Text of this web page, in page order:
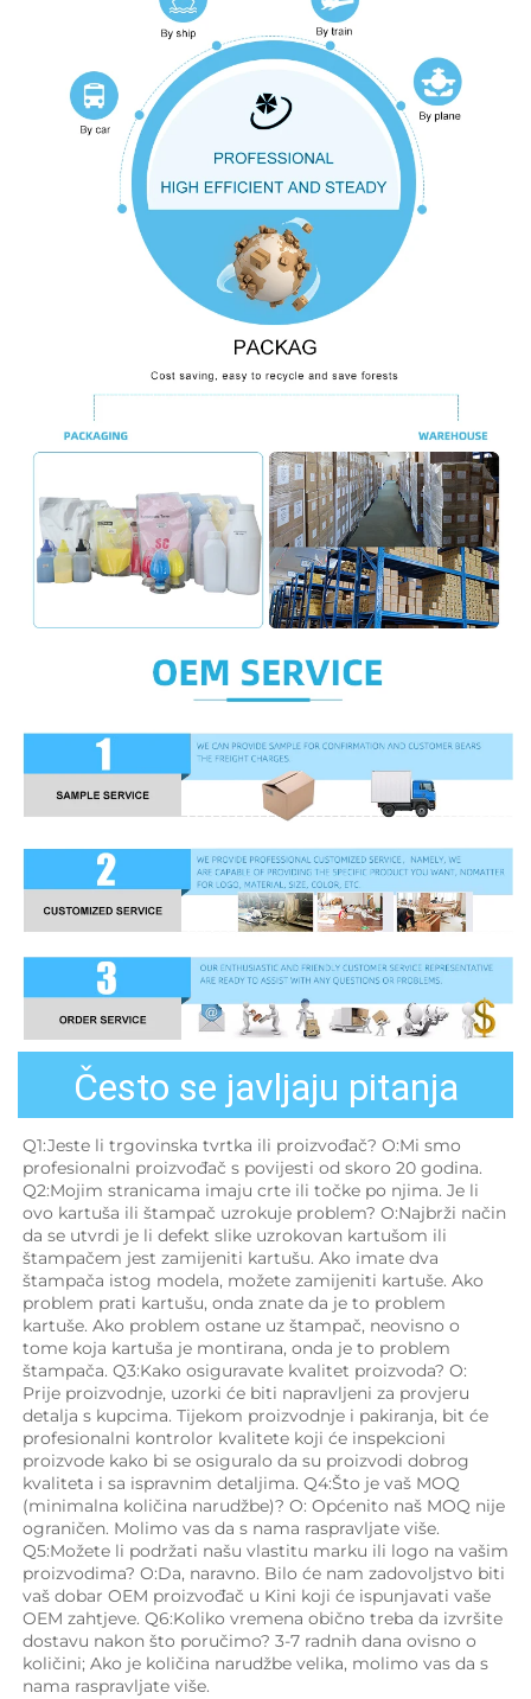
Često se javljaju pitanja
Q1:Jeste li trgovinska tvrtka ili proizvođač? O:Mi smo
profesionalni proizvođač s povijesti od skoro 20 godina.
Q2:Mojim stranicama imaju crte ili točke po njima. Je li
ovo kartuša ili štampač uzrokuje problem? O:Najbrži način
da se utvrdi je li defekt slike uzrokovan kartušom ili
štampačem jest zamijeniti kartušu. Ako imate dva
štampača istog modela, možete zamijeniti kartuše. Ako
problem prati kartušu, onda znate da je to problem
kartuše. Ako problem ostane uz štampač, neovisno o
tome koja kartuša je montirana, onda je to problem
štampača. Q3:Kako osiguravate kvalitet proizvoda? O:
Prije proizvodnje, uzorki će biti napravljeni za provjeru
detalja s kupcima. Tijekom proizvodnje i pakiranja, bit će
profesionalni kontrolor kvalitete koji će inspekcioni
proizvode kako bi se osiguralo da su proizvodi dobrog
kvaliteta i sa ispravnim detaljima. Q4:Što je vaš MOQ
(minimalna količina narudžbe)? O: Općenito naš MOQ nije
ograničen. Molimo vas da s nama raspravljate više.
Q5:Možete li podržati našu vlastitu marku ili logo na vašim
proizvodima? O:Da, naravno. Bilo će nam zadovoljstvo biti
vaš dobar OEM proizvođač u Kini koji će ispunjavati vaše
OEM zahtjeve. Q6:Koliko vremena obično treba da izvršite
dostavu nakon što poručimo? 3-7 radnih dana ovisno o
količini; Ako je količina narudžbe velika, molimo vas da s
nama raspravljate više.